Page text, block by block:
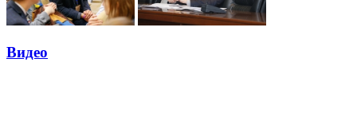
Видео